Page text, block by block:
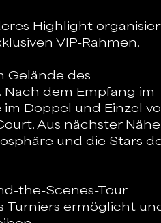
Highlight
VIP-Rahmen.
Gelände des
dem Empfang im
Doppel und Einzel
Aus nächster Nähe
und die Stars
the-Scenes-Tour
Turniers ermöglicht